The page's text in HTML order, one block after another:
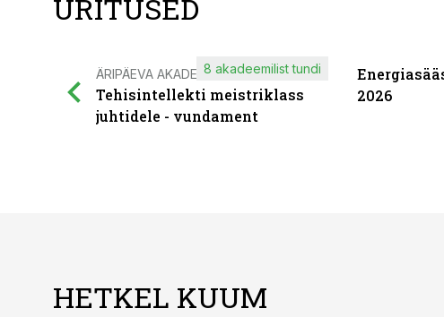
ÜRITUSED
ÄRIPÄEVA AKADEEMIA
Tehisintellekti meistriklass
juhtidele - vundament
8 akadeemilist tundi
2026
HETKEL KUUM